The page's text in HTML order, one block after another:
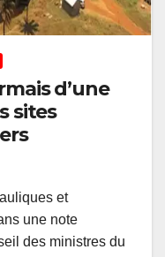
d’une
sites
et
une note
des ministres du